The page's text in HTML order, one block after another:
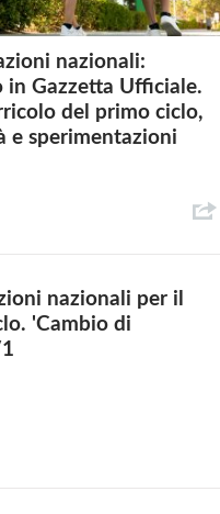
nazionali:
in Gazzetta Ufficiale.
del primo ciclo,
e sperimentazioni
nazionali per il
'Cambio di